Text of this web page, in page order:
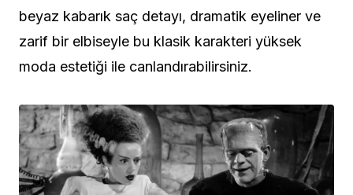
beyaz kabarık saç detayı, dramatik eyeliner ve
zarif bir elbiseyle bu klasik karakteri yüksek
moda estetiği ile canlandırabilirsiniz.